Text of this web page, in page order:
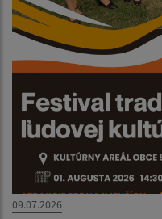
09.07.2026